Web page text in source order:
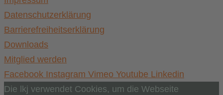
Datenschutzerklärung
Barrierefreiheitserklärung
Downloads
Mitglied werden
Facebook Instagram Vimeo Youtube Linkedin
Die lkj verwendet Cookies, um die Webseite